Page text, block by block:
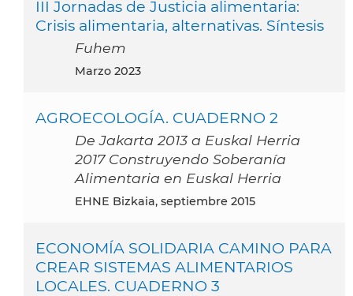
III Jornadas de Justicia alimentaria:
Crisis alimentaria, alternativas. Síntesis
Fuhem
marzo 2023
AGROECOLOGÍA. CUADERNO 2
De Jakarta 2013 a Euskal Herria
2017 Construyendo Soberanía
Alimentaria en Euskal Herria
EHNE Bizkaia, septiembre 2015
ECONOMÍA SOLIDARIA CAMINO PARA
CREAR SISTEMAS ALIMENTARIOS
LOCALES. CUADERNO 3